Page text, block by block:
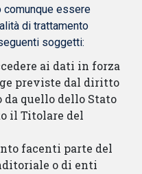
comunque essere
di trattamento
soggetti:
ai dati in forza
previste dal diritto
da quello dello Stato
il Titolare del
facenti parte del
o di enti